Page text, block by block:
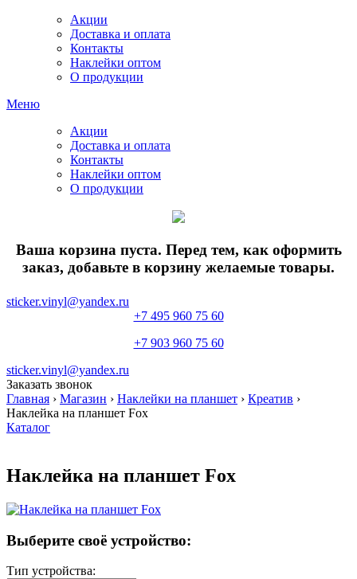
Акции
Доставка и оплата
Контакты
Наклейки оптом
О продукции
Меню
Акции
Доставка и оплата
Контакты
Наклейки оптом
О продукции
Ваша корзина пуста. Перед тем, как оформить
заказ, добавьте в корзину желаемые товары.
sticker.vinyl@yandex.ru
+7 495 960 75 60
+7 903 960 75 60
sticker.vinyl@yandex.ru
Заказать звонок
Главная › Магазин › Наклейки на планшет › Креатив ›
Наклейка на планшет Fox
Каталог
Наклейка на планшет Fox
Выберите своё устройство:
Тип устройства: